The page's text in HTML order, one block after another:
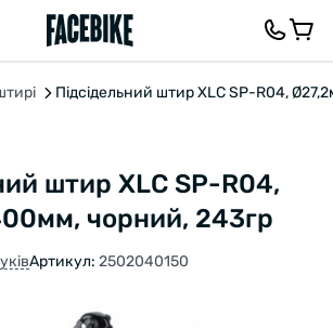
Підсідельний штир XLC SP-R04,
штир XLC SP-R04,
чорний, 243гр
Артикул: 2502040150
ОПИС ВІДГУКИ ТА ЗАПИТАННЯ